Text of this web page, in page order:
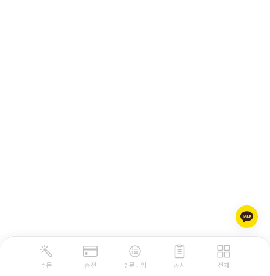
주문 충전 주문내역 공지 전체